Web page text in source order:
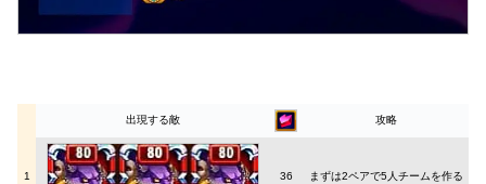
出現する敵 攻略
1 36 まずは2ペアで5人チームを作る